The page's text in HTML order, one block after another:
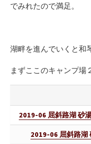
でみれたので満足。
湖畔を進んでいくと和
まずここのキャンプ場
2019-06 屈斜路湖 砂
2019-06 屈斜路